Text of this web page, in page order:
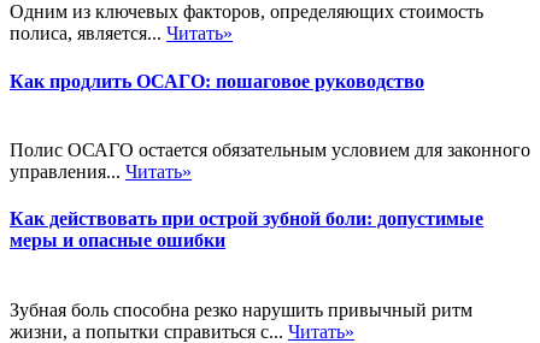
Одним из ключевых факторов, определяющих стоимость
полиса, является... Читать»
Как продлить ОСАГО: пошаговое руководство
Полис ОСАГО остается обязательным условием для законного
управления... Читать»
Как действовать при острой зубной боли: допустимые
меры и опасные ошибки
Зубная боль способна резко нарушить привычный ритм
жизни, а попытки справиться с... Читать»